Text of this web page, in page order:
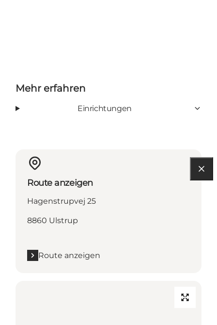
Mehr erfahren
Einrichtungen
Route anzeigen
Hagenstrupvej 25
8860 Ulstrup
Route anzeigen